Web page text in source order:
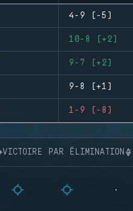
4-9 (-5)
10-8 (+2)
9-7 (+2)
9-8 (+1)
1-9 (-8)
VICTOIRE PAR ÉLIMINATION